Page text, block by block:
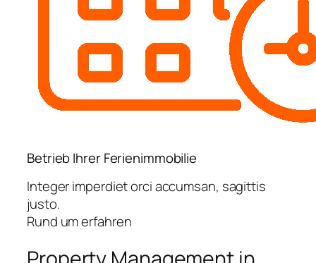
Betrieb Ihrer Ferienimmobilie
Integer imperdiet orci accumsan, sagittis
justo.
Rund um erfahren